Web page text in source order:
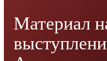
Материал